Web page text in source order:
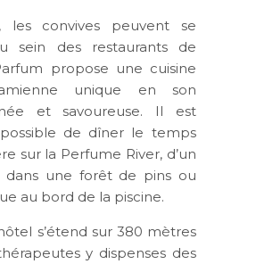
les convives peuvent se
sein des restaurants de
propose une cuisine
unique en son
et savoureuse. Il est
de dîner le temps
sur la Perfume River, d’un
dans une forêt de pins ou
au bord de la piscine.
s’étend sur 380 mètres
y dispenses des